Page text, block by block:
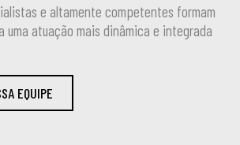
e altamente competentes formam
uma atuação mais dinâmica e integrada
EQUIPE